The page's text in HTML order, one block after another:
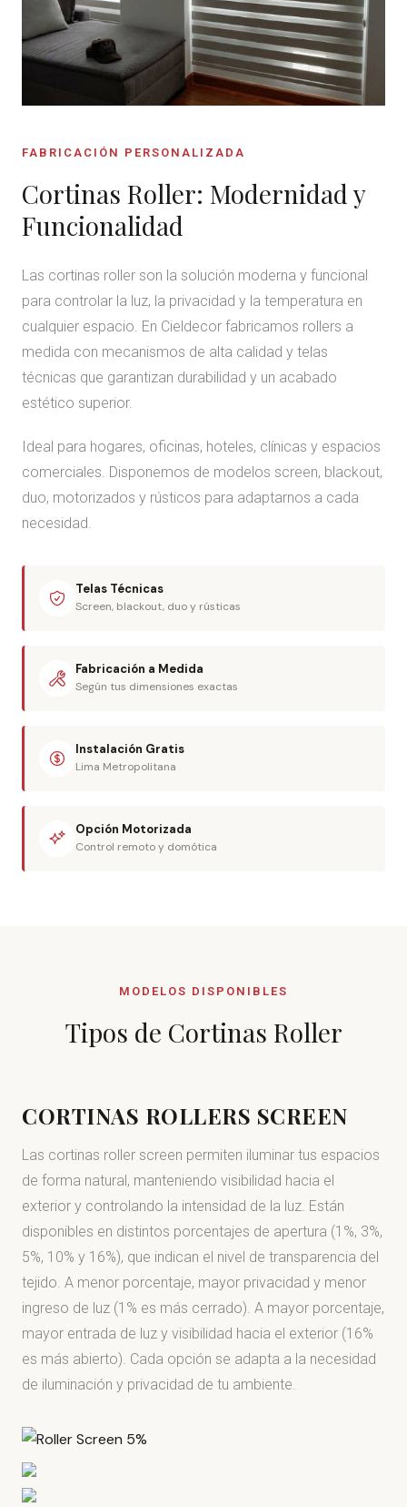
FABRICACIÓN PERSONALIZADA
Cortinas Roller: Modernidad y
Funcionalidad
Las cortinas roller son la solución moderna y funcional
para controlar la luz, la privacidad y la temperatura en
cualquier espacio. En Cieldecor fabricamos rollers a
medida con mecanismos de alta calidad y telas
técnicas que garantizan durabilidad y un acabado
estético superior.
Ideal para hogares, oficinas, hoteles, clínicas y espacios
comerciales. Disponemos de modelos screen, blackout,
duo, motorizados y rústicos para adaptarnos a cada
necesidad.
Telas Técnicas
Screen, blackout, duo y rústicas
Fabricación a Medida
Según tus dimensiones exactas
Instalación Gratis
Lima Metropolitana
Opción Motorizada
Control remoto y domótica
MODELOS DISPONIBLES
Tipos de Cortinas Roller
CORTINAS ROLLERS SCREEN
Las cortinas roller screen permiten iluminar tus espacios
de forma natural, manteniendo visibilidad hacia el
exterior y controlando la intensidad de la luz. Están
disponibles en distintos porcentajes de apertura (1%, 3%,
5%, 10% y 16%), que indican el nivel de transparencia del
tejido. A menor porcentaje, mayor privacidad y menor
ingreso de luz (1% es más cerrado). A mayor porcentaje,
mayor entrada de luz y visibilidad hacia el exterior (16%
es más abierto). Cada opción se adapta a la necesidad
de iluminación y privacidad de tu ambiente.